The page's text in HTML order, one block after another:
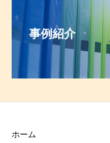
事例紹介
ホーム